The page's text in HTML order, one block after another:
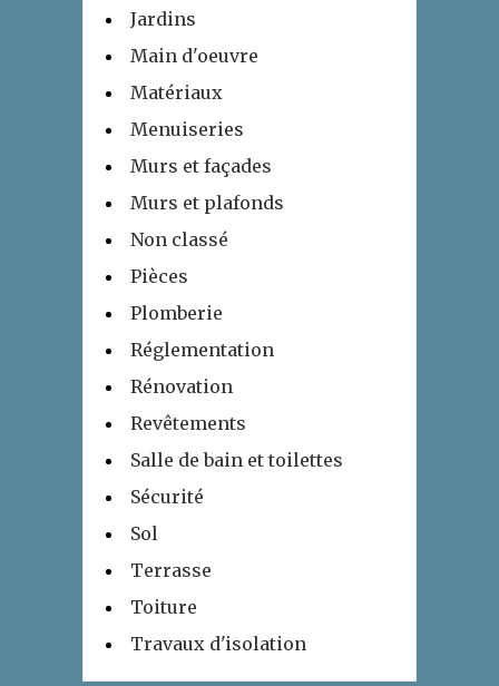
Jardins
Main d'oeuvre
Matériaux
Menuiseries
Murs et façades
Murs et plafonds
Non classé
Pièces
Plomberie
Réglementation
Rénovation
Revêtements
Salle de bain et toilettes
Sécurité
Sol
Terrasse
Toiture
Travaux d'isolation